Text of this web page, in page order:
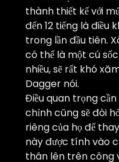
thành thiết kế với
đến 12 tiếng là điều
trong lần đầu tiên.
có thể là một cú
nhiều, sẽ rất khó
Dagger nói.
Điều quan trọng
chỉnh cũng sẽ đòi
riêng của họ để
này được tính vào
thân lên trên công